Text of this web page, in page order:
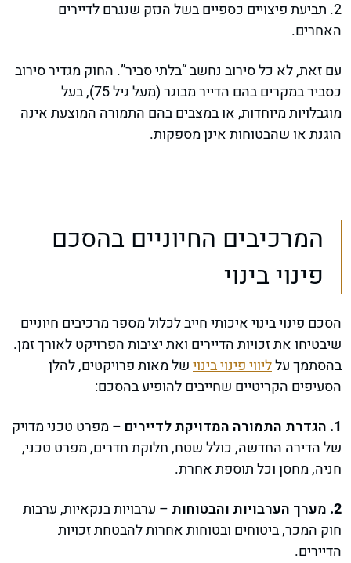
2. תביעת פיצויים כספיים בשל הנזק שנגרם לדיירים
האחרים.
עם זאת, לא כל סירוב נחשב “בלתי סביר”. החוק מגדיר סירוב
כסביר במקרים בהם הדייר מבוגר (מעל גיל 75), בעל
מוגבלויות מיוחדות, או במצבים בהם התמורה המוצעת אינה
הוגנת או שהבטוחות אינן מספקות.
המרכיבים החיוניים בהסכם
פינוי בינוי
הסכם פינוי בינוי איכותי חייב לכלול מספר מרכיבים חיוניים
שיבטיחו את זכויות הדיירים ואת יציבות הפרויקט לאורך זמן.
בהסתמך עלליווי פינוי בינוישל מאות פרויקטים, להלן
הסעיפים הקריטיים שחייבים להופיע בהסכם:
הגדרת התמורה המדויקת לדיירים – מפרט טכני מדויק
של הדירה החדשה, כולל שטח, חלוקת חדרים, מפרט טכני,
חניה, מחסן וכל תוספת אחרת.
מערך הערבויות והבטוחות – ערבויות בנקאיות, ערבות
חוק המכר, ביטוחים ובטוחות אחרות להבטחת זכויות
הדיירים.